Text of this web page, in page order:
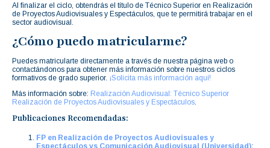
Al finalizar el ciclo, obtendrás el título de Técnico Superior en Realización
de Proyectos Audiovisuales y Espectáculos, que te permitirá trabajar en el
sector audiovisual.
¿Cómo puedo matricularme?
Puedes matricularte directamente a través de nuestra página web o
contactándonos para obtener más información sobre nuestros ciclos
formativos de grado superior. ¡Solicita más información aquí!
Más información sobre: Realización Audiovisual: Técnico Superior
Realización de Proyectos Audiovisuales y Espectáculos.
Publicaciones Recomendadas:
FP en Realización de Proyectos Audiovisuales y
Espectáculos vs Comunicación Audiovisual (Universidad):